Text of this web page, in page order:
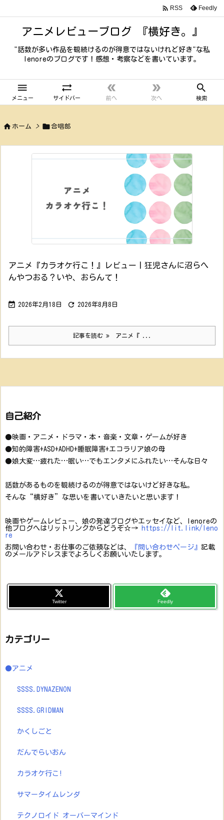
アニメレビューブログ 『横好き。』
"話数が多い作品を観続けるのが得意ではないけれど好き"な私
lenoreのブログです！感想・考察などを書いています。

メニュー

サイドバー

前へ

次へ

検索
 RSS Feedly
 ホーム > 合唱部
アニメ『カラオケ行こ！』レビュー丨狂児さんに沼らへ
んやつおる？いや、おらんて！
 2026年2月18日  2026年8月8日
記事を読む アニメ『 ...
自己紹介
●映画・アニメ・ドラマ・本・音楽・文章・ゲームが好き
●知的障害+ASD+ADHD+睡眠障害+エコラリア娘の母
●娘大変…疲れた…眠い…でもエンタメにふれたい…そんな日々
話数があるものを観続けるのが得意ではないけど好きな私。
そんな“横好き”な思いを書いていきたいと思います！
映画やゲームレビュー、娘の発達ブログやエッセイなど、lenoreの
他ブログへはリットリンクからどうぞ☆→
https://lit.link/leno
re
お問い合わせ・お仕事のご依頼などは、
『問い合わせページ』 記載
のメールアドレスまでよろしくお願いいたします。
Twitter Feedly
カテゴリー
●アニメ
SSSS.DYNAZENON
SSSS.GRIDMAN
かくしごと
だんでらいおん
カラオケ行こ!
サマータイムレンダ
テクノロイド オーバーマインド